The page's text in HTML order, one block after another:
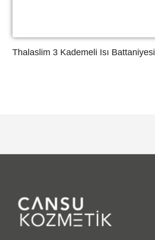
Thalaslim 3 Kademeli Isı Battaniyesi